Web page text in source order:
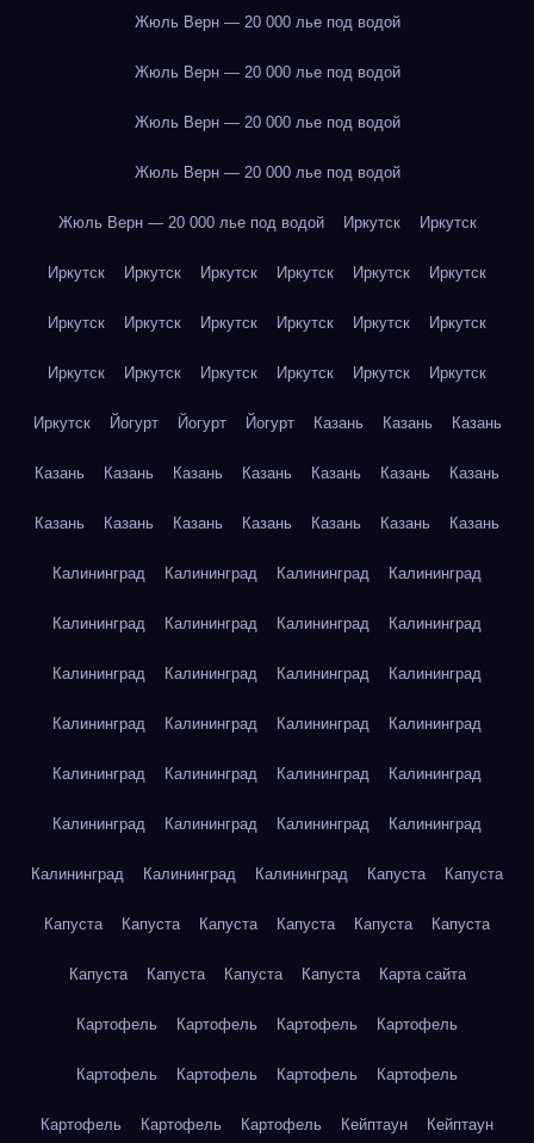
Жюль Верн — 20 000 лье под водой
Жюль Верн — 20 000 лье под водой
Жюль Верн — 20 000 лье под водой
Жюль Верн — 20 000 лье под водой
Жюль Верн — 20 000 лье под водой Иркутск Иркутск
Иркутск Иркутск Иркутск Иркутск Иркутск Иркутск
Иркутск Иркутск Иркутск Иркутск Иркутск Иркутск
Иркутск Иркутск Иркутск Иркутск Иркутск Иркутск
Иркутск Йогурт Йогурт Йогурт Казань Казань Казань
Казань Казань Казань Казань Казань Казань Казань
Казань Казань Казань Казань Казань Казань Казань
Калининград Калининград Калининград Калининград
Калининград Калининград Калининград Калининград
Калининград Калининград Калининград Калининград
Калининград Калининград Калининград Калининград
Калининград Калининград Калининград Калининград
Калининград Калининград Калининград Калининград
Калининград Калининград Калининград Капуста Капуста
Капуста Капуста Капуста Капуста Капуста Капуста
Капуста Капуста Капуста Капуста Карта сайта
Картофель Картофель Картофель Картофель
Картофель Картофель Картофель Картофель
Картофель Картофель Картофель Кейптаун Кейптаун